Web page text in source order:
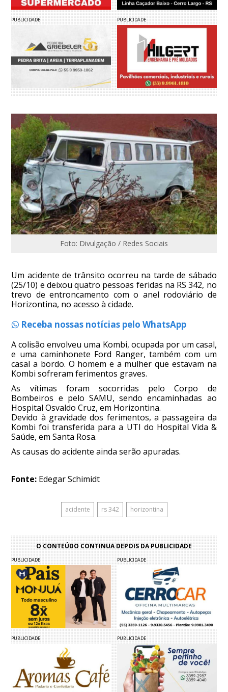
PUBLICIDADE PUBLICIDADE
Foto: Divulgação / Redes Sociais
Um acidente de trânsito ocorreu na tarde de sábado
(25/10) e deixou quatro pessoas feridas na RS 342, no
trevo de entroncamento com o anel rodoviário de
Horizontina, no acesso à cidade.
Receba nossas notícias pelo WhatsApp
A colisão envolveu uma Kombi, ocupada por um casal,
e uma caminhonete Ford Ranger, também com um
casal a bordo. O homem e a mulher que estavam na
Kombi sofreram ferimentos graves.
As vítimas foram socorridas pelo Corpo de
Bombeiros e pelo SAMU, sendo encaminhadas ao
Hospital Osvaldo Cruz, em Horizontina.
Devido à gravidade dos ferimentos, a passageira da
Kombi foi transferida para a UTI do Hospital Vida &
Saúde, em Santa Rosa.
As causas do acidente ainda serão apuradas.
Fonte: Edegar Schimidt
acidente rs 342 horizontina
O CONTEÚDO CONTINUA DEPOIS DA PUBLICIDADE
PUBLICIDADE PUBLICIDADE
PUBLICIDADE PUBLICIDADE